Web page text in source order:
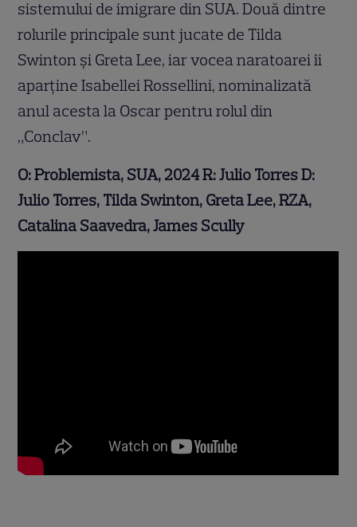
sistemului de imigrare din SUA. Două dintre
rolurile principale sunt jucate de Tilda
Swinton și Greta Lee, iar vocea naratoarei îi
aparține Isabellei Rossellini, nominalizată
anul acesta la Oscar pentru rolul din
„Conclav”.
O: Problemista, SUA, 2024 R: Julio Torres D:
Julio Torres, Tilda Swinton, Greta Lee, RZA,
Catalina Saavedra, James Scully